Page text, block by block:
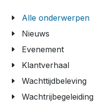
Alle onderwerpen
Nieuws
Evenement
Klantverhaal
Wachttijdbeleving
Wachtrijbegeleiding